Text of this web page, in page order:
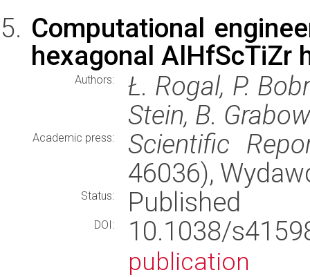
Computational
hexagonal AlHfScTiZr
Authors:
Ł. Rogal, P.
Stein, B.
Academic press:
Scientific
46036),
Status: Published
DOI: 10.1038/
publication